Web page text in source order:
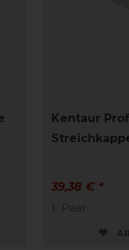
Kentaur
39,38 € *
1
Paar